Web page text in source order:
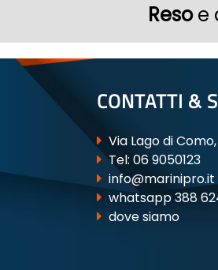
Resoe
CONTATTI &
Via Lago di Como,
Tel: 06 9050123
info@marinipro.it
whatsapp 388
dove siamo